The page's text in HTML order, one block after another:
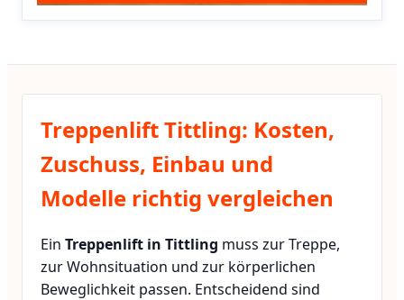
Treppenlift Tittling: Kosten,
Zuschuss, Einbau und
Modelle richtig vergleichen
Ein Treppenlift in Tittling muss zur Treppe,
zur Wohnsituation und zur körperlichen
Beweglichkeit passen. Entscheidend sind